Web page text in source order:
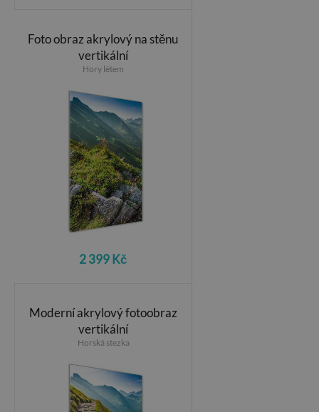
Foto obraz akrylový na stěnu
vertikální
Hory létem
2 399 Kč
Moderní akrylový fotoobraz
vertikální
Horská stezka